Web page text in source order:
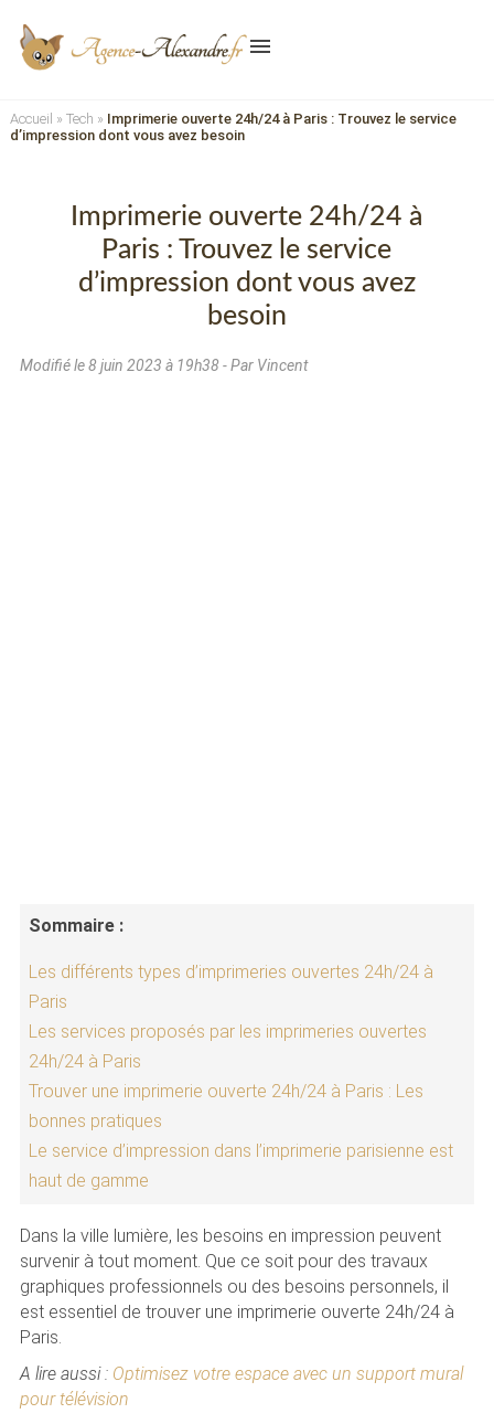
menu
Accueil » Tech » Imprimerie ouverte 24h/24 à Paris : Trouvez le service
d’impression dont vous avez besoin
Imprimerie ouverte 24h/24 à
Paris : Trouvez le service
d’impression dont vous avez
besoin
Modifié le8 juin 2023 à 19h38 - Par Vincent
Sommaire :
Les différents types d’imprimeries ouvertes 24h/24 à
Paris
Les services proposés par les imprimeries ouvertes
24h/24 à Paris
Trouver une imprimerie ouverte 24h/24 à Paris : Les
bonnes pratiques
Le service d’impression dans l’imprimerie parisienne est
haut de gamme
Dans la ville lumière, les besoins en impression peuvent
survenir à tout moment. Que ce soit pour des travaux
graphiques professionnels ou des besoins personnels, il
est essentiel de trouver une imprimerie ouverte 24h/24 à
Paris.
A lire aussi : Optimisez votre espace avec un support mural
pour télévision